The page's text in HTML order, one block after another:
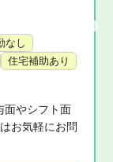
なし
住宅補助あり
やシフト面
お気軽にお問